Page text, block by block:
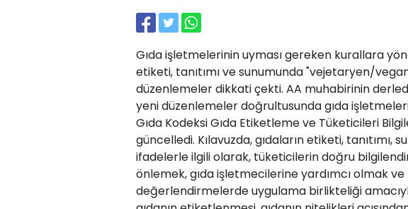
Gıda işletmelerinin uyması gereken kurallara
etiketi, tanıtımı ve sunumunda "vejetaryen/
düzenlemeler dikkati çekti. AA muhabirinin
yeni düzenlemeler doğrultusunda gıda
Gıda Kodeksi Gıda Etiketleme ve Tüketicileri
güncelledi. Kılavuzda, gıdaların etiketi,
ifadelerle ilgili olarak, tüketicilerin doğru
önlemek, gıda işletmecilerine yardımcı olmak
değerlendirmelerde uygulama birlikteliği